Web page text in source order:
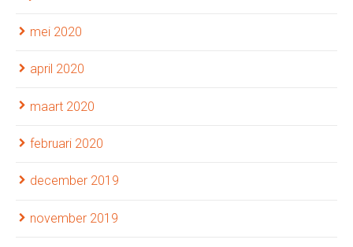
mei 2020
april 2020
maart 2020
februari 2020
december 2019
november 2019